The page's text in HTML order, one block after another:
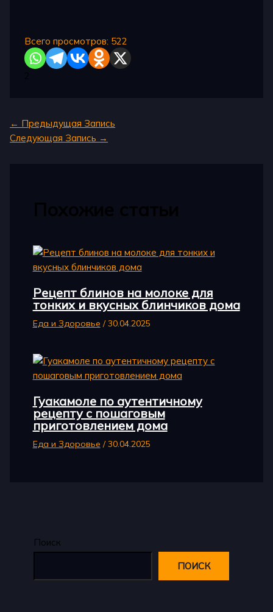
Всего просмотров: 522
← Предыдущая Запись
Следующая Запись →
Рецепт блинов на молоке для
тонких и вкусных блинчиков дома
Еда и Здоровье /30.04.2025
Гуакамоле по аутентичному
рецепту с пошаговым
приготовлением дома
Еда и Здоровье /30.04.2025
Поиск
ПОИСК